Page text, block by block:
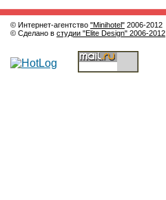
© Интернет-агентство "Minihotel" 2006-2012
© Сделано в студии "Elite Design" 2006-2012